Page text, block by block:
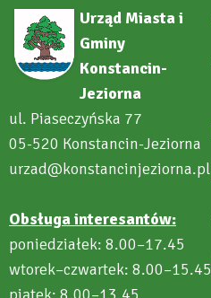
Urząd Miasta i
Gminy
Konstancin-
Jeziorna
ul. Piaseczyńska 77
05-520 Konstancin-Jeziorna
urzad@konstancinjeziorna.pl
Obsługa interesantów:
poniedziałek: 8.00–17.45
wtorek–czwartek: 8.00–15.45